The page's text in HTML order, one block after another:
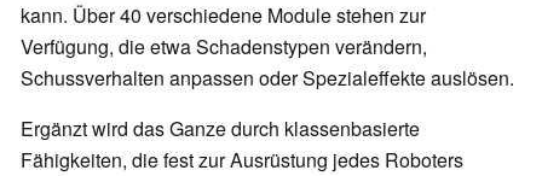
kann. Über 40 verschiedene Module stehen zur
Verfügung, die etwa Schadenstypen verändern,
Schussverhalten anpassen oder Spezialeffekte auslösen.
Ergänzt wird das Ganze durch klassenbasierte
Fähigkeiten, die fest zur Ausrüstung jedes Roboters